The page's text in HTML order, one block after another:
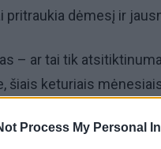
Process My Personal
pritraukia dėmesį ir
– ar tai tik
šiais keturiais